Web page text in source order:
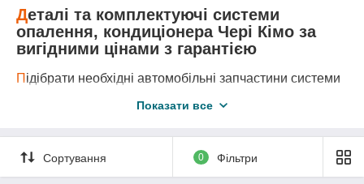
Деталі та комплектуючі системи
опалення, кондиціонера Чері Кімо за
вигідними цінами з гарантією
Підібрати необхідні автомобільні запчастини системи
запчастин дуже просто.
логістичними компаніями.
Авторозборка Chery A1 - це оригінальні запчастини за
Показати все
Сортування 0 Фільтри